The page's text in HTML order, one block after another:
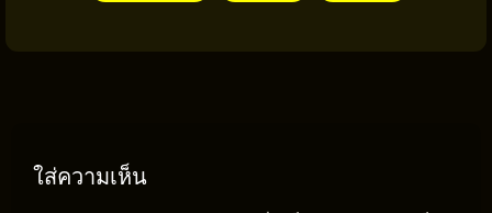
ใส่ความเห็น